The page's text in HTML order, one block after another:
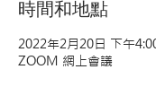
時間和地點
2022年2月20日 下午
ZOOM 網上會議